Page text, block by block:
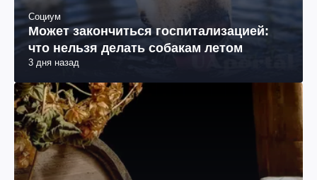
Социум
Может закончиться госпитализацией:
что нельзя делать собакам летом
3 дня назад